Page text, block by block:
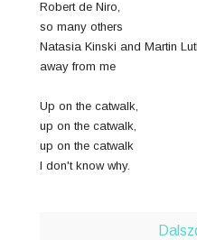
Robert de Niro,
so many others
Natasia Kinski and Martin
away from me
Up on the catwalk,
up on the catwalk,
up on the catwalk
I don't know why.